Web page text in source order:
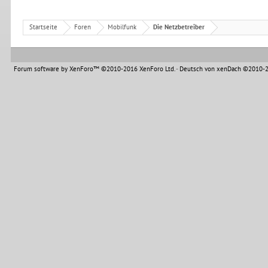
Startseite Foren Mobilfunk Die Netzbetreiber
Forum software by XenForo™©2010-2016 XenForo Ltd.- Deutsch von xenDach©2010-